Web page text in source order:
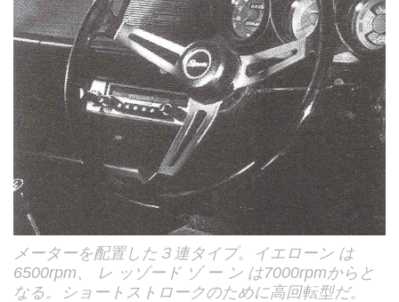
メーターを配置した３連タイプ。イエローン は
6500rpm、 レ ッゾード ゾ ー ン は7000rpmからと
なる。ショートストロークのために高回転型だ。